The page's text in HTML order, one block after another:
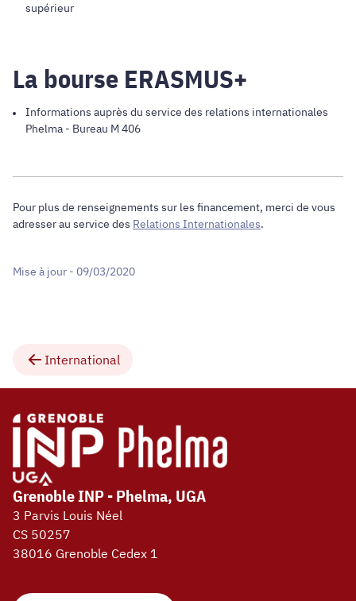
supérieur
La bourse ERASMUS+
Informations auprès du service des relations internationales
Phelma - Bureau M 406
Pour plus de renseignements sur les financement, merci de vous
adresser au service des Relations Internationales.
Mise à jour - 09/03/2020
International
Grenoble INP - Phelma, UGA
3 Parvis Louis Néel
CS 50257
38016 Grenoble Cedex 1